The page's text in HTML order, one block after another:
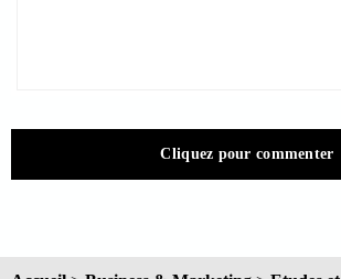
Cliquez pour commenter